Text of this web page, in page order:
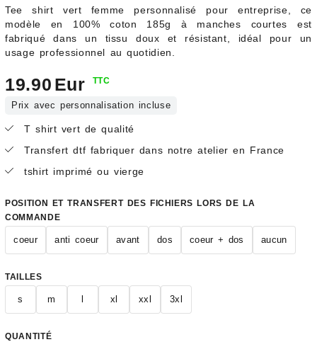
Tee shirt vert femme personnalisé pour entreprise, ce
modèle en 100% coton 185g à manches courtes est
fabriqué dans un tissu doux et résistant, idéal pour un
usage professionnel au quotidien.
19.90 Eur TTC
Prix avec personnalisation incluse
T shirt vert de qualité
Transfert dtf fabriquer dans notre atelier en France
tshirt imprimé ou vierge
POSITION ET TRANSFERT DES FICHIERS LORS DE LA
COMMANDE
coeur anti coeur avant dos coeur + dos aucun
TAILLES
s m l xl xxl 3xl
QUANTITÉ